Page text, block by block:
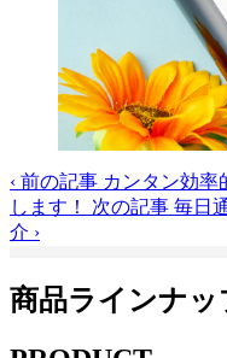
‹ 前の記事 カンタン効率
します！
次の記事 毎日
介 ›
商品ラインナッ